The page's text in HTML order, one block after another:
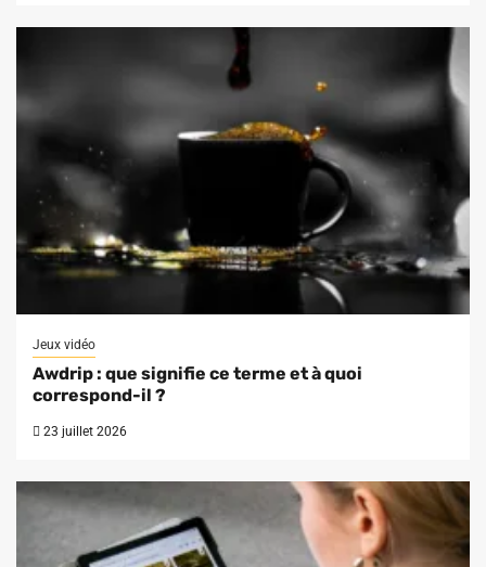
Jeux vidéo
Awdrip : que signifie ce terme et à quoi
correspond-il ?
23 juillet 2026